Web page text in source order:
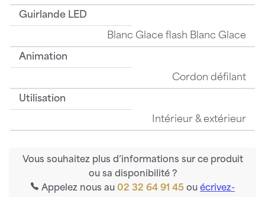
Guirlande LED
Blanc Glace flash Blanc Glace
Animation
Cordon défilant
Utilisation
Intérieur & extérieur
Vous souhaitez plus d’informations sur ce produit
ou sa disponibilité ?
Appelez nous au 02 32 64 91 45 ou écrivez-